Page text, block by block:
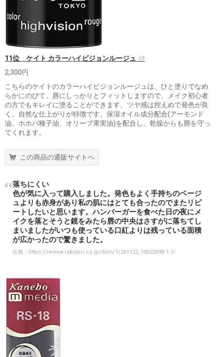
11位 ケイト カラーハイビジョンルージュ
2,300円
こちらのケイトのカラーハイビジョンルージュは、ひと塗りでなめ
らかにのびて、唇にしっかりとフィットしますので、メイク初心者
の方でもキレイに塗ることができます。ツヤ感は控えめで発色が良
く、自然な仕上がりが特徴です。保湿オイル成分配合(アーモンド
油、ホホバ種子油、オリーブ果実油)を配合し、乾燥からも唇を守っ
てくれます。
この商品の通販サイトへ
落ちにくい
色が気に入って購入しました。発色もよく手持ちのベージ
ュよりも赤身があり私の肌にはとても合ったのでまたリピ
ートしたいと思います。ハンバーガーを食べた日の夜にメ
イクを落とそうと鏡をみたら唇の中央はさすがに落ちてし
まいましたがいつも使っている口紅よりは残っている面積
が広かったので驚きました。
出典： https://review.rakuten.co.jp/item/1/261122_10622898/1.1/